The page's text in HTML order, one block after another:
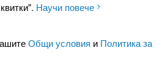
Научи повече
Общи условия и Политика за
ООД. Всички права запазени.